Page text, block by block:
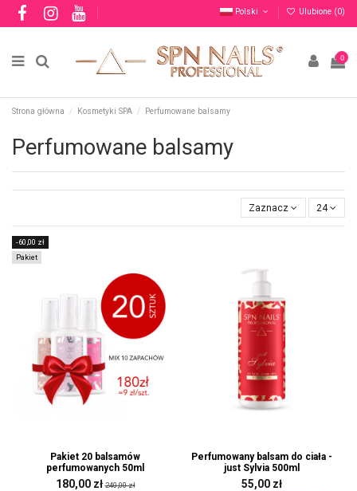
Polski Ulubione (0)
0
Strona główna Kosmetyki SPA Perfumowane balsamy
Perfumowane balsamy
Zaznacz 24
-60,00 zł
Pakiet
Pakiet 20 balsamów
perfumowanych 50ml
180,00 zł240,00 zł
Perfumowany balsam do ciała -
just Sylvia 500ml
55,00 zł